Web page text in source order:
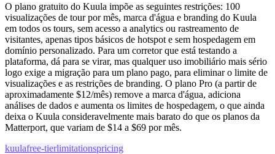
O plano gratuito do Kuula impõe as seguintes restrições: 100
visualizações de tour por mês, marca d'água e branding do Kuula
em todos os tours, sem acesso a analytics ou rastreamento de
visitantes, apenas tipos básicos de hotspot e sem hospedagem em
domínio personalizado. Para um corretor que está testando a
plataforma, dá para se virar, mas qualquer uso imobiliário mais sério
logo exige a migração para um plano pago, para eliminar o limite de
visualizações e as restrições de branding. O plano Pro (a partir de
aproximadamente $12/mês) remove a marca d'água, adiciona
análises de dados e aumenta os limites de hospedagem, o que ainda
deixa o Kuula consideravelmente mais barato do que os planos da
Matterport, que variam de $14 a $69 por mês.
kuulafree-tierlimitationspricing